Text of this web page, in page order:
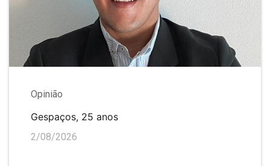
Opinião
Gespaços, 25 anos
2/08/2026